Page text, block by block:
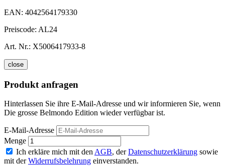
EAN: 4042564179330
Preiscode: AL24
Art. Nr.: X5006417933-8
close
Produkt anfragen
Hinterlassen Sie ihre E-Mail-Adresse und wir informieren Sie, wenn
Die grosse Belmondo Edition wieder verfügbar ist.
E-Mail-Adresse
Menge
Ich erkläre mich mit den AGB, derDatenschutzerklärung sowie
mit derWiderrufsbelehrung einverstanden.